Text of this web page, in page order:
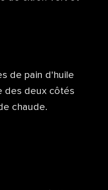
de pain d'huile
des deux côtés
chaude.